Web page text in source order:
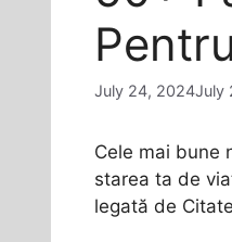
July 24, 2024July
Cele mai bune
starea ta de
legată de